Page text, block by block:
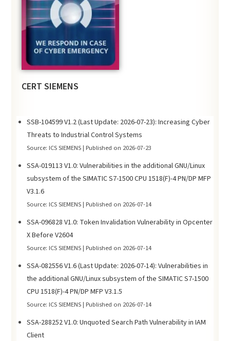
CERT SIEMENS
SSB-104599 V1.2 (Last Update: 2026-07-23): Increasing Cyber
Threats to Industrial Control Systems
Source: ICS SIEMENS Published on 2026-07-23
SSA-019113 V1.0: Vulnerabilities in the additional GNU/Linux
subsystem of the SIMATIC S7-1500 CPU 1518(F)-4 PN/DP MFP
V3.1.6
Source: ICS SIEMENS Published on 2026-07-14
SSA-096828 V1.0: Token Invalidation Vulnerability in Opcenter
X Before V2604
Source: ICS SIEMENS Published on 2026-07-14
SSA-082556 V1.6 (Last Update: 2026-07-14): Vulnerabilities in
the additional GNU/Linux subsystem of the SIMATIC S7-1500
CPU 1518(F)-4 PN/DP MFP V3.1.5
Source: ICS SIEMENS Published on 2026-07-14
SSA-288252 V1.0: Unquoted Search Path Vulnerability in IAM
Client